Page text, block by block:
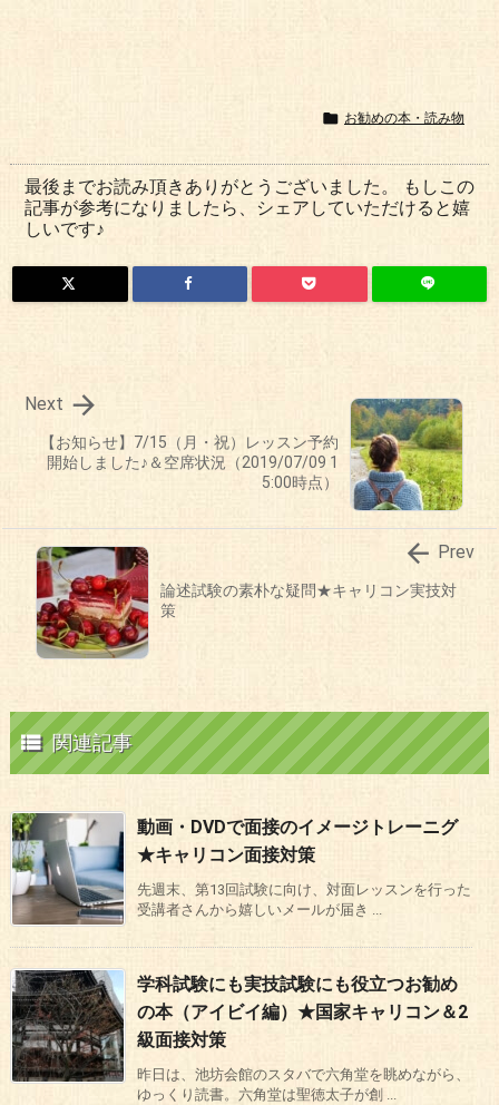
 お勧めの本・読み物
最後までお読み頂きありがとうございました。 もしこの
記事が参考になりましたら、シェアしていただけると嬉
しいです♪
【お知らせ】7/15（月・祝）レッスン予約
開始しました♪＆空席状況（2019/07/09 1
5:00時点）

Next
論述試験の素朴な疑問★キャリコン実技対
策
 Prev
 関連記事
動画・DVDで面接のイメージトレーニグ
★キャリコン面接対策
先週末、第13回試験に向け、対面レッスンを行った
受講者さんから嬉しいメールが届き ...
学科試験にも実技試験にも役立つお勧め
の本（アイビイ編）★国家キャリコン＆2
級面接対策
昨日は、池坊会館のスタバで六角堂を眺めながら、
ゆっくり読書。六角堂は聖徳太子が創 ...